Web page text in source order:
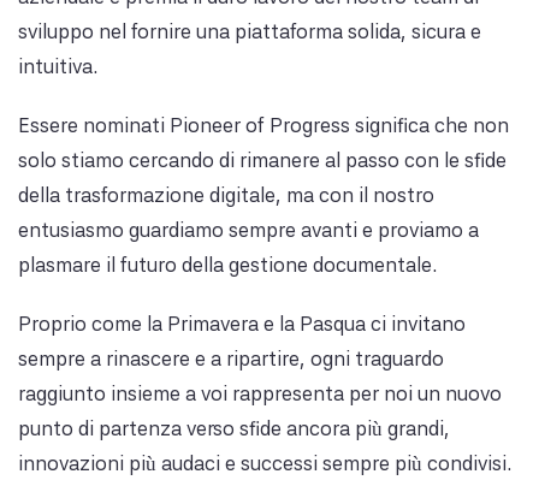
sviluppo nel fornire una piattaforma solida, sicura e
intuitiva.
Essere nominati Pioneer of Progress significa che non
solo stiamo cercando di rimanere al passo con le sfide
della trasformazione digitale, ma con il nostro
entusiasmo guardiamo sempre avanti e proviamo a
plasmare il futuro della gestione documentale.
Proprio come la Primavera e la Pasqua ci invitano
sempre a rinascere e a ripartire, ogni traguardo
raggiunto insieme a voi rappresenta per noi un nuovo
punto di partenza verso sfide ancora più grandi,
innovazioni più audaci e successi sempre più condivisi.